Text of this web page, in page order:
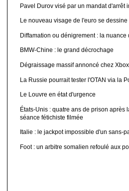
Pavel Durov visé par un mandat d'arrêt
Le nouveau visage de l'euro se dessine
Diffamation ou dénigrement : la nuance
BMW-Chine : le grand décrochage
Dégraissage massif annoncé chez Xbox
La Russie pourrait tester l'OTAN via la
Le Louvre en état d'urgence
États-Unis : quatre ans de prison après
séance fétichiste filmée
Italie : le jackpot impossible d'un sans-
Foot : un arbitre somalien refoulé aux